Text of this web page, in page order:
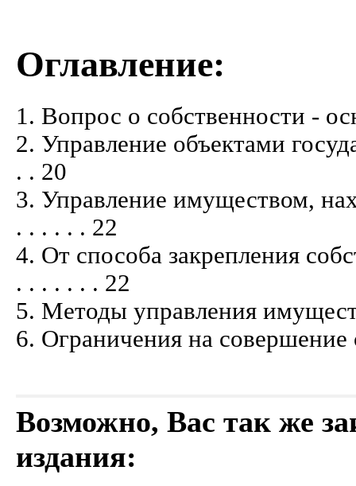
Оглавление:
1. Вопрос о собственности -
2. Управление объектами
. . 20
3. Управление имуществом,
. . . . . . 22
4. От способа закрепления
. . . . . . . 22
5. Методы управления
6. Ограничения на
Возможно, Вас так же
издания: